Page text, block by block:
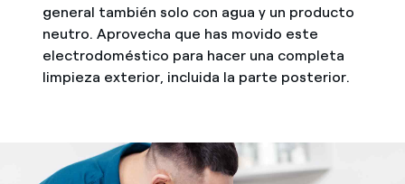
general también solo con agua y un producto
neutro. Aprovecha que has movido este
electrodoméstico para hacer una completa
limpieza exterior, incluida la parte posterior.